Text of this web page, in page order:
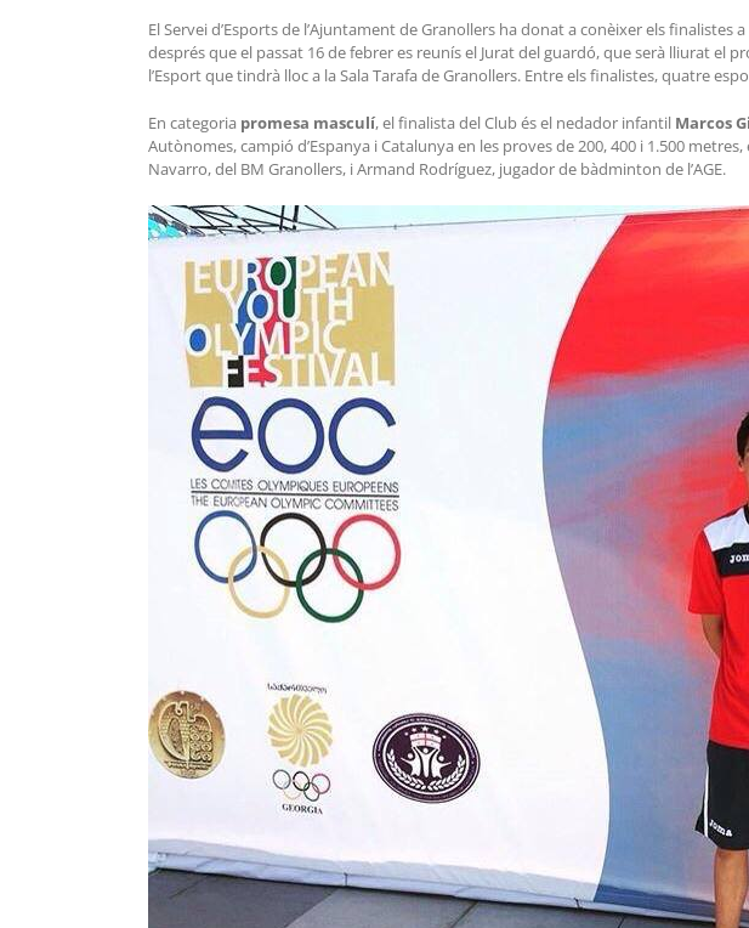
El Servei d’Esports de l’Ajuntament de Granollers ha donat a conèixer els finalistes a
després que el passat 16 de febrer es reunís el Jurat del guardó, que serà lliurat el
l’Esport que tindrà lloc a la Sala Tarafa de Granollers. Entre els finalistes, quatre
En categoria promesa masculí, el finalista del Club és el nedador infantil Marcos
Autònomes, campió d’Espanya i Catalunya en les proves de 200, 400 i 1.500
Navarro, del BM Granollers, i Armand Rodríguez, jugador de bàdminton de l’AGE.